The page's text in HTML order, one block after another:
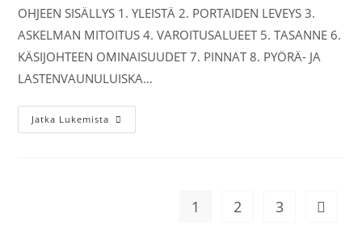
OHJEEN SISÄLLYS 1. YLEISTÄ 2. PORTAIDEN LEVEYS 3.
ASKELMAN MITOITUS 4. VAROITUSALUEET 5. TASANNE 6.
KÄSIJOHTEEN OMINAISUUDET 7. PINNAT 8. PYÖRÄ- JA
LASTENVAUNULUISKA…
Jatka Lukemista
1 2 3